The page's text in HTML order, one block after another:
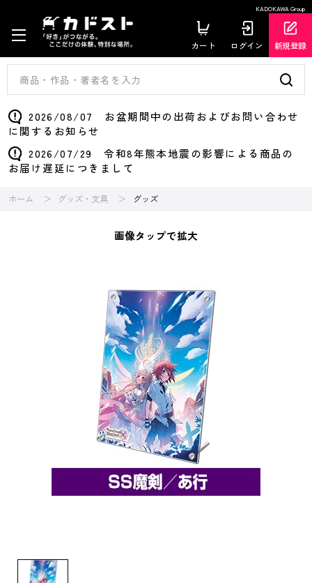
KADOKAWA Group
カート ログイン 新規登録
2026/08/07 お盆期間中の出荷およびお問い合わせ
に関するお知らせ
2026/07/29 令和8年熊本地震の影響による商品の
お届け遅延につきまして
ホーム グッズ・文具 グッズ
画像タップで拡大